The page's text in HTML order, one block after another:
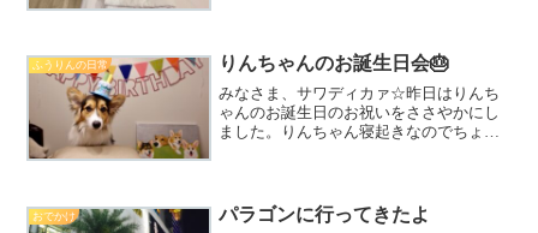
ます(いつもプライベート...
ふうりんの日常 りんちゃんのお誕生日会🎂
みなさま、サワディカァ☆昨日はりんち
ゃんのお誕生日のお祝いをささやかにし
ました。りんちゃん寝起きなのでちょっ
す。おそらくふうちゃんは...
おでかけ パラゴンに行ってきたよ